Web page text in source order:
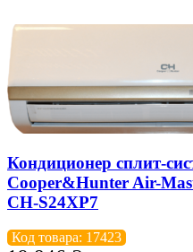
Кондиционер сплит-
Cooper&Hunter Air-
CH-S24XP7
Код товара: 17423